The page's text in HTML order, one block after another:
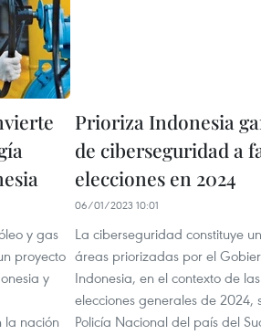
y gas
proyecto
y
la nación
Prioriza Indonesia
de ciberseguridad a
elecciones en 2024
06/01/2023 10:01
La ciberseguridad constituye
áreas priorizadas por el
Indonesia, en el contexto de las
elecciones generales de 2024,
Policía Nacional del país del